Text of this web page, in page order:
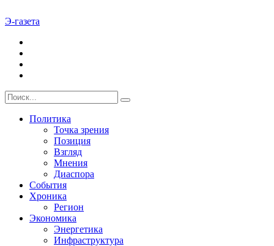
Э-газета
Политика
Точка зрения
Позиция
Взгляд
Мнения
Диаспора
События
Хроника
Регион
Экономика
Энергетика
Инфраструктура